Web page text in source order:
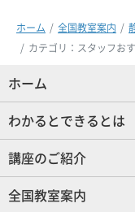
ホーム 全国教室案内
カテゴリ：スタッフお
ホーム
わかるとできるとは
講座のご紹介
全国教室案内